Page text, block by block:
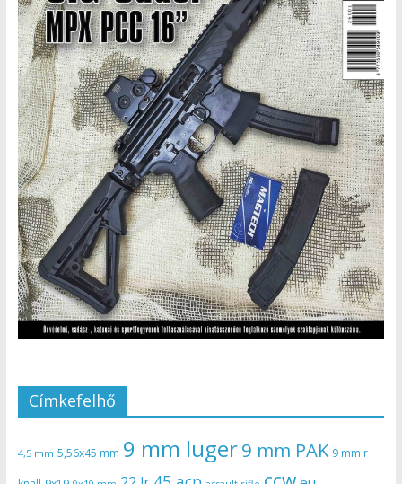
Címkefelhő
4,5 mm 5,56x45 mm 9 mm luger9 mm PAK 9 mm r